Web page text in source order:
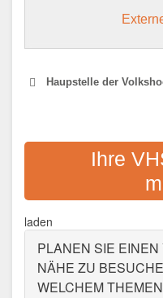
Haupstelle der
Ihre
laden
PLANEN SIE
NÄHE ZU
WELCHEM